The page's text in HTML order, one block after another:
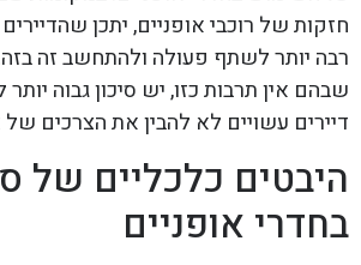
חזקות של רוכבי אופניים, יתכן שהדיירים
רבה יותר לשתף פעולה ולהתחשב זה
שבהם אין תרבות כזו, יש סיכון גבוה יותר
דיירים עשויים לא להבין את הצרכים של
היבטים כלכליים של
בחדרי אופניים